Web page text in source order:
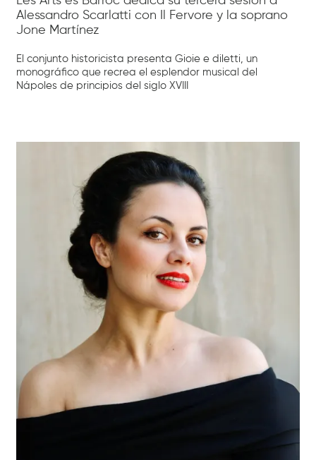
Alessandro Scarlatti con Il Fervore y la soprano
Jone Martínez
El conjunto historicista presenta Gioie e diletti, un
monográfico que recrea el esplendor musical del
Nápoles de principios del siglo XVIII